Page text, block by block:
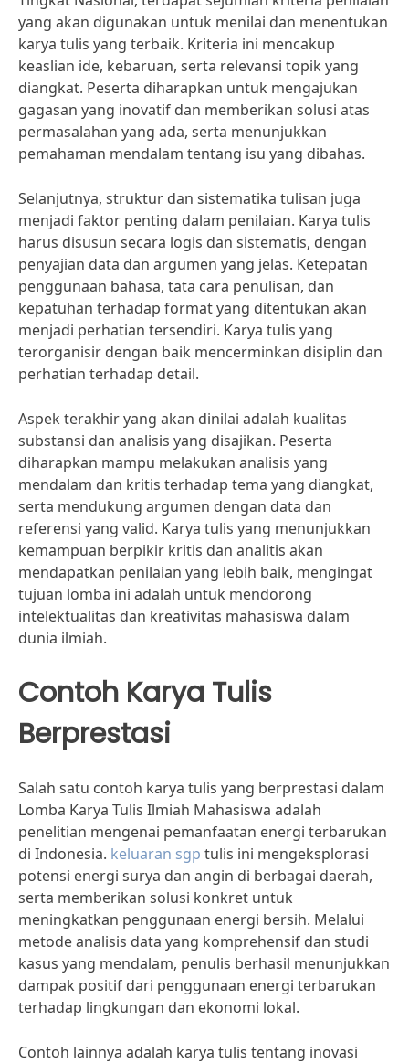
yang akan digunakan untuk menilai dan menentukan
karya tulis yang terbaik. Kriteria ini mencakup
keaslian ide, kebaruan, serta relevansi topik yang
diangkat. Peserta diharapkan untuk mengajukan
gagasan yang inovatif dan memberikan solusi atas
permasalahan yang ada, serta menunjukkan
pemahaman mendalam tentang isu yang dibahas.
Selanjutnya, struktur dan sistematika tulisan juga
menjadi faktor penting dalam penilaian. Karya tulis
harus disusun secara logis dan sistematis, dengan
penyajian data dan argumen yang jelas. Ketepatan
penggunaan bahasa, tata cara penulisan, dan
kepatuhan terhadap format yang ditentukan akan
menjadi perhatian tersendiri. Karya tulis yang
terorganisir dengan baik mencerminkan disiplin dan
perhatian terhadap detail.
Aspek terakhir yang akan dinilai adalah kualitas
substansi dan analisis yang disajikan. Peserta
diharapkan mampu melakukan analisis yang
mendalam dan kritis terhadap tema yang diangkat,
serta mendukung argumen dengan data dan
referensi yang valid. Karya tulis yang menunjukkan
kemampuan berpikir kritis dan analitis akan
mendapatkan penilaian yang lebih baik, mengingat
tujuan lomba ini adalah untuk mendorong
intelektualitas dan kreativitas mahasiswa dalam
dunia ilmiah.
Contoh Karya Tulis
Berprestasi
Salah satu contoh karya tulis yang berprestasi dalam
Lomba Karya Tulis Ilmiah Mahasiswa adalah
penelitian mengenai pemanfaatan energi terbarukan
di Indonesia. keluaran sgp tulis ini mengeksplorasi
potensi energi surya dan angin di berbagai daerah,
serta memberikan solusi konkret untuk
meningkatkan penggunaan energi bersih. Melalui
metode analisis data yang komprehensif dan studi
kasus yang mendalam, penulis berhasil menunjukkan
dampak positif dari penggunaan energi terbarukan
terhadap lingkungan dan ekonomi lokal.
Contoh lainnya adalah karya tulis tentang inovasi